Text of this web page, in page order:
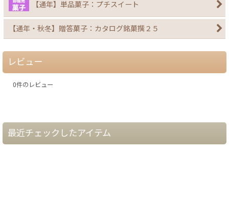
【通年】単品菓子：プチスイート
【通年・秋冬】贈答菓子：カタログ銘菓撰２５
レビュー
0件のレビュー
最近チェックしたアイテム